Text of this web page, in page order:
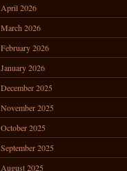
April 2026
March 2026
February 2026
January 2026
December 2025
November 2025
October 2025
September 2025
August 2025